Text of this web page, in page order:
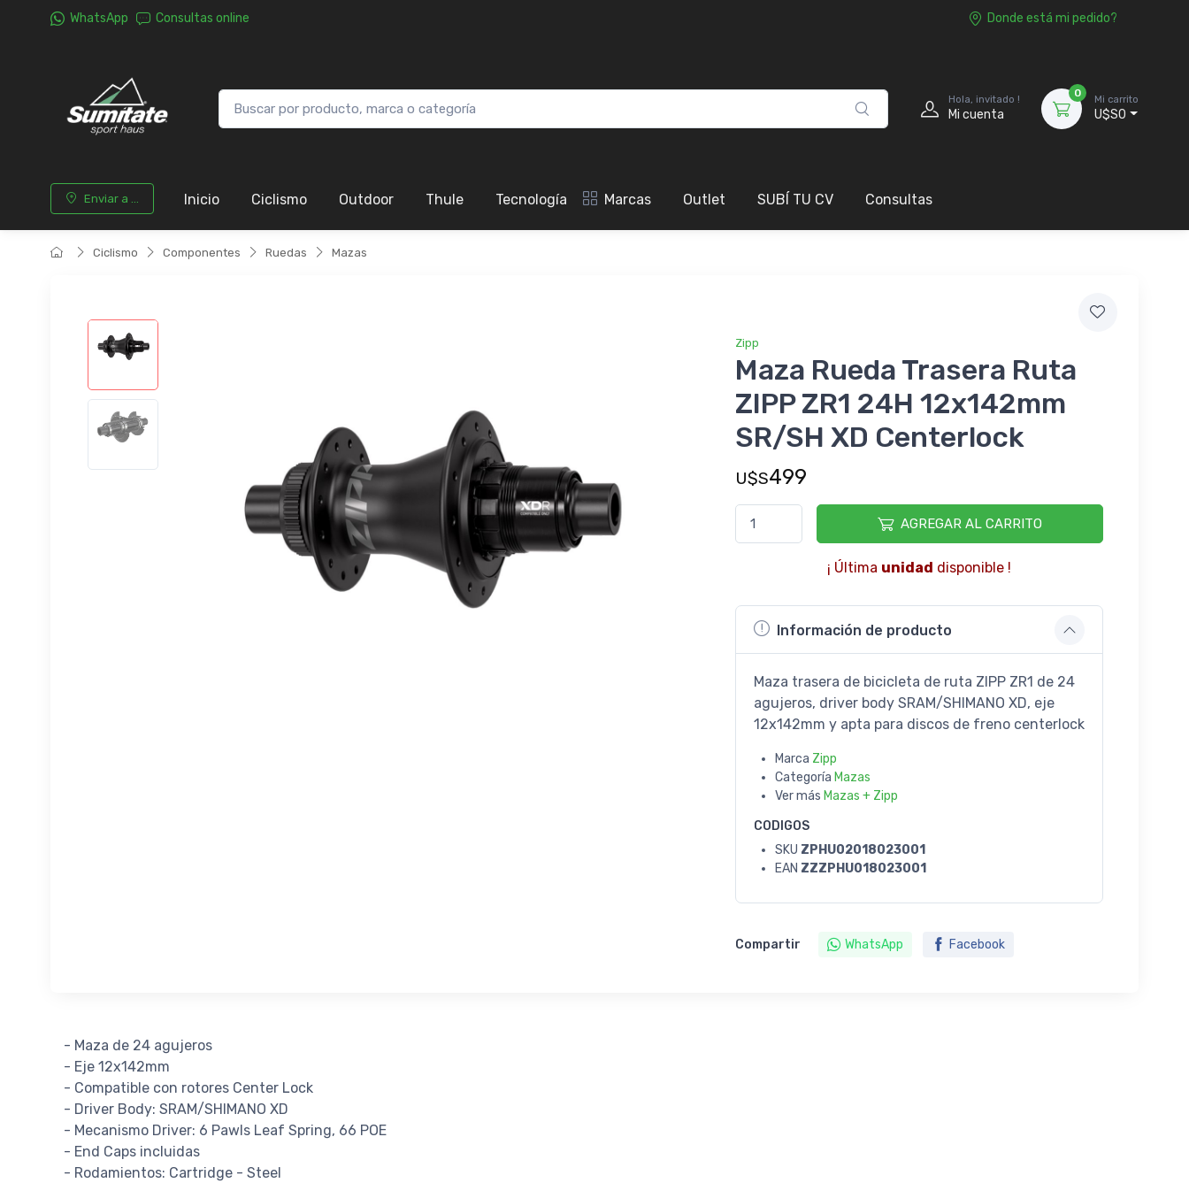
WhatsApp Consultas online Donde está mi pedido?
Hola, invitado !
Mi cuenta
0
Mi carrito
U$S0
Enviar a ... Inicio Ciclismo Outdoor Thule Tecnología Marcas Outlet SUBÍ TU CV Consultas
Ciclismo Componentes Ruedas Mazas
Zipp
Maza Rueda Trasera Ruta
ZIPP ZR1 24H 12x142mm
SR/SH XD Centerlock
U$S499
AGREGAR AL CARRITO
¡ Última unidad disponible !
Información de producto
Maza trasera de bicicleta de ruta ZIPP ZR1 de 24
agujeros, driver body SRAM/SHIMANO XD, eje
12x142mm y apta para discos de freno centerlock
Marca Zipp
Categoría Mazas
Ver más Mazas + Zipp
CODIGOS
SKU ZPHU02018023001
EAN ZZZPHU018023001
Compartir WhatsApp Facebook
- Maza de 24 agujeros
- Eje 12x142mm
- Compatible con rotores Center Lock
- Driver Body: SRAM/SHIMANO XD
- Mecanismo Driver: 6 Pawls Leaf Spring, 66 POE
- End Caps incluidas
- Rodamientos: Cartridge - Steel